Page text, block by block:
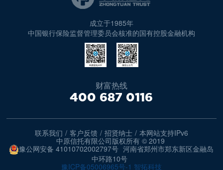
成立于1985年
中国银行保险监督管理委员会核准的国有控股金融机构
财富热线
400 687 0116
联系我们 / 客户反馈 / 招贤纳士 / 本网站支持IPv6
中原信托有限公司版权所有 © 2019
豫公网安备 41010702002797号 河南省郑州市郑东新区金融岛
中环路10号
豫ICP备05006965号-1 智拓科技